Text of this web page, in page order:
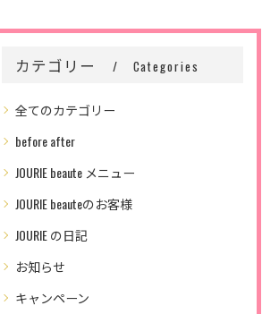
カテゴリー Categories
全てのカテゴリー
before after
JOURIE beaute メニュー
JOURIE beauteのお客様
JOURIE の日記
お知らせ
キャンペーン